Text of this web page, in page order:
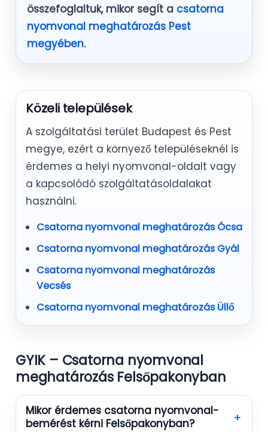
összefoglaltuk, mikor segít a csatorna
nyomvonal meghatározás Pest
megyében.
Közeli települések
A szolgáltatási terület Budapest és Pest
megye, ezért a környező településeknél is
érdemes a helyi nyomvonal-oldalt vagy
a kapcsolódó szolgáltatásoldalakat
használni.
Csatorna nyomvonal meghatározás Ócsa
Csatorna nyomvonal meghatározás Gyál
Csatorna nyomvonal meghatározás
Vecsés
Csatorna nyomvonal meghatározás Üllő
GYIK – Csatorna nyomvonal
meghatározás Felsőpakonyban
Mikor érdemes csatorna nyomvonal-
bemérést kérni Felsőpakonyban?
＋